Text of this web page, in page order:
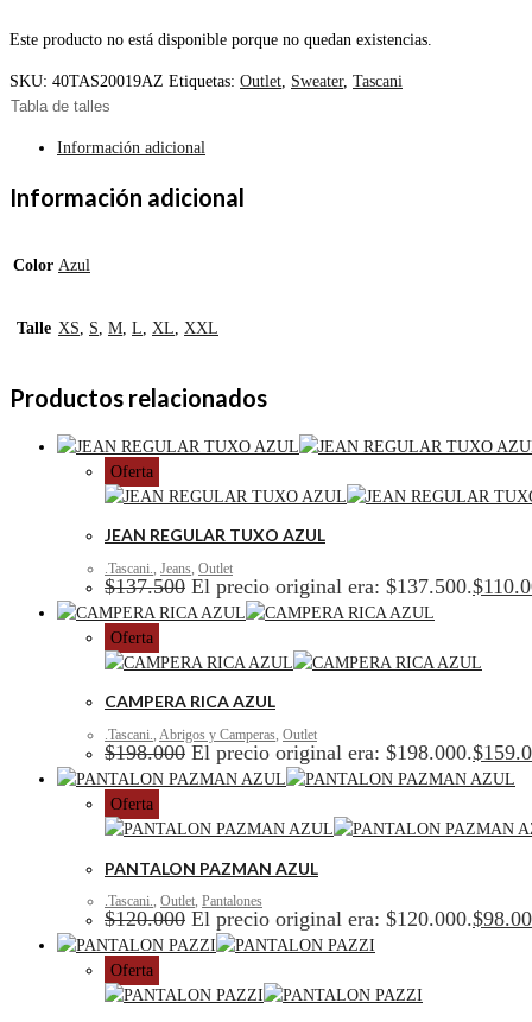
Este producto no está disponible porque no quedan existencias.
SKU: 40TAS20019AZ Etiquetas: Outlet, Sweater, Tascani
Tabla de talles
Información adicional
Información adicional
Color Azul
Talle XS, S, M, L, XL, XXL
Productos relacionados
Oferta
JEAN REGULAR TUXO AZUL
.Tascani. Jeans Outlet
$137.500 El precio original era: $137.500.$
Oferta
CAMPERA RICA AZUL
.Tascani., Abrigos y Camperas, Outlet
$198.000 El precio original era: $198.000.$
Oferta
PANTALON PAZMAN AZUL
.Tascani., Outlet, Pantalones
$120.000 El precio original era: $120.000.$
Oferta